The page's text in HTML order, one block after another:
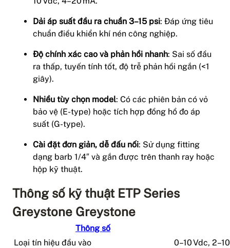
Dải áp suất đầu ra chuẩn 3–15 psi: Đáp ứng tiêu
chuẩn điều khiển khí nén công nghiệp.
Độ chính xác cao và phản hồi nhanh: Sai số đầu
ra thấp, tuyến tính tốt, độ trễ phản hồi ngắn (<1
giây).
Nhiều tùy chọn model: Có các phiên bản có vỏ
bảo vệ (E-type) hoặc tích hợp đồng hồ đo áp
suất (G-type).
Cài đặt đơn giản, dễ đấu nối: Sử dụng fitting
dạng barb 1/4″ và gắn được trên thanh ray hoặc
hộp kỹ thuật.
Thông số kỹ thuật ETP Series
Greystone Greystone
Thông số
Loại tín hiệu đầu vào
0–10 Vdc,